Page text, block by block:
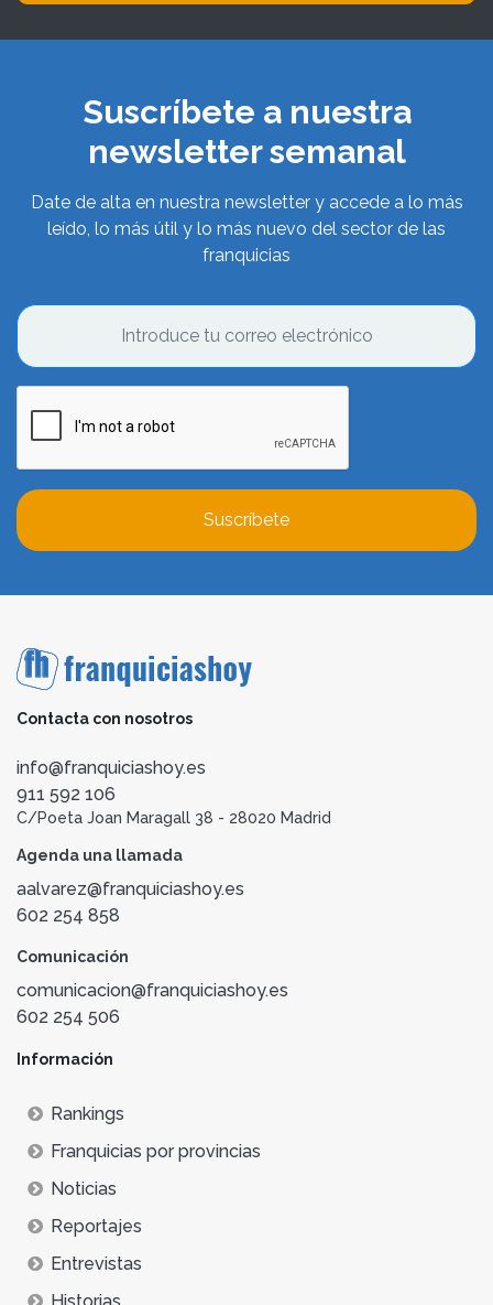
Suscríbete a nuestra
newsletter semanal
Date de alta en nuestra newsletter y accede a lo más
leído, lo más útil y lo más nuevo del sector de las
franquicias
Suscríbete
Contacta con nosotros
info@franquiciashoy.es
911 592 106
C/Poeta Joan Maragall 38 - 28020 Madrid
Agenda una llamada
aalvarez@franquiciashoy.es
602 254 858
Comunicación
comunicacion@franquiciashoy.es
602 254 506
Información
Rankings
Franquicias por provincias
Noticias
Reportajes
Entrevistas